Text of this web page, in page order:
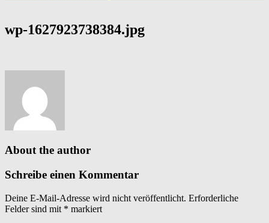
wp-1627923738384.jpg
About the author
Schreibe einen Kommentar
Deine E-Mail-Adresse wird nicht veröffentlicht. Erforderliche
Felder sind mit * markiert